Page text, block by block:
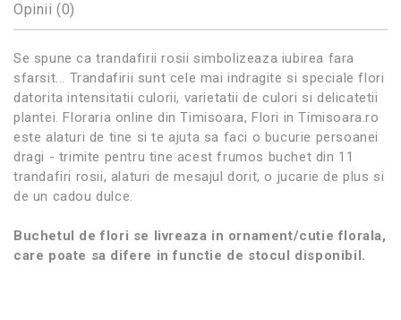
Opinii (0)
Se spune ca trandafirii rosii simbolizeaza iubirea fara
sfarsit... Trandafirii sunt cele mai indragite si speciale flori
datorita intensitatii culorii, varietatii de culori si delicatetii
plantei. Floraria online din Timisoara, Flori in Timisoara.ro
este alaturi de tine si te ajuta sa faci o bucurie persoanei
dragi - trimite pentru tine acest frumos buchet din 11
trandafiri rosii, alaturi de mesajul dorit, o jucarie de plus si
de un cadou dulce.
Buchetul de flori se livreaza in ornament/cutie florala,
care poate sa difere in functie de stocul disponibil.